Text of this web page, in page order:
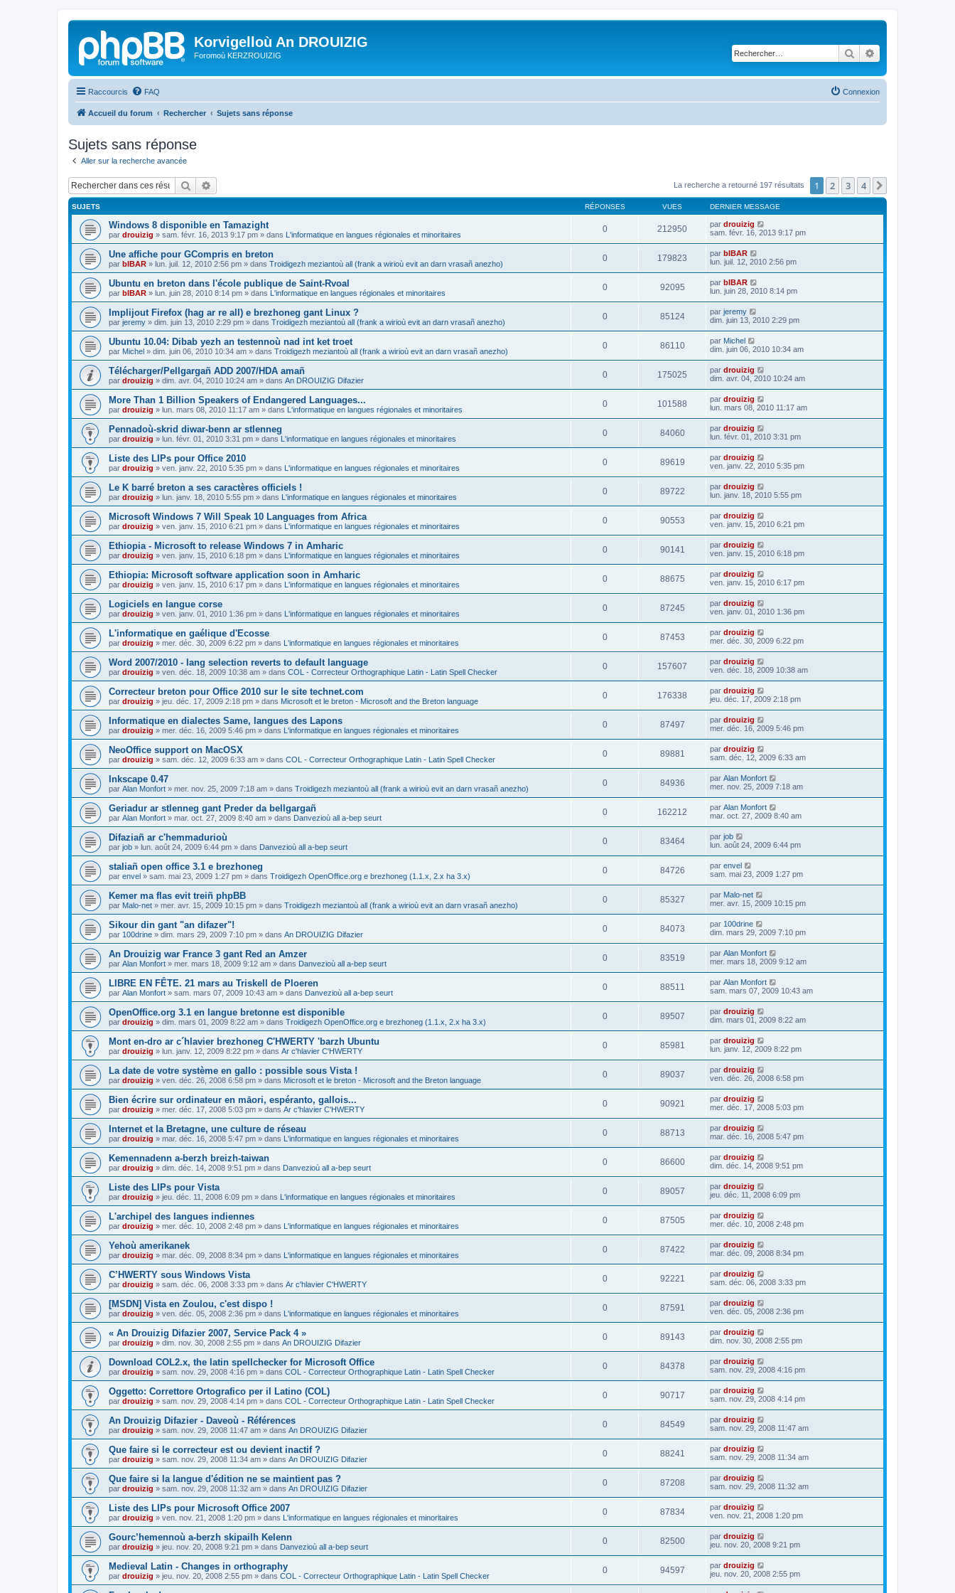
Korvigelloù An DROUIZIG
Foromoù KERZROUIZIG Rechercher
Raccourcis FAQ Connexion
Accueil du forum Rechercher Sujets sans réponse
Sujets sans réponse
Aller sur la recherche avancée
Rechercher La recherche a retourné 197 résultats 1 2 3 4
SUJETS RÉPONSES VUES DERNIER MESSAGE
Windows 8 disponible en Tamazight
par drouizig » sam. févr. 16, 2013 9:17 pm » dans L'informatique en langues régionales et minoritaires
0 212950 par drouizig
sam. févr. 16, 2013 9:17 pm
Une affiche pour GCompris en breton
par bIBAR » lun. juil. 12, 2010 2:56 pm » dans Troidigezh meziantoù all (frank a wirioù evit an darn vrasañ anezho)
0 179823 par bIBAR
lun. juil. 12, 2010 2:56 pm
Ubuntu en breton dans l'école publique de Saint-Rvoal
par bIBAR » lun. juin 28, 2010 8:14 pm » dans L'informatique en langues régionales et minoritaires
0 92095 par bIBAR
lun. juin 28, 2010 8:14 pm
Implijout Firefox (hag ar re all) e brezhoneg gant Linux ?
par jeremy » dim. juin 13, 2010 2:29 pm » dans Troidigezh meziantoù all (frank a wirioù evit an darn vrasañ anezho)
0 85124 par jeremy
dim. juin 13, 2010 2:29 pm
Ubuntu 10.04: Dibab yezh an testennoù nad int ket troet
par Michel » dim. juin 06, 2010 10:34 am » dans Troidigezh meziantoù all (frank a wirioù evit an darn vrasañ anezho)
0 86110 par Michel
dim. juin 06, 2010 10:34 am
Télécharger/Pellgargañ ADD 2007/HDA amañ
par drouizig » dim. avr. 04, 2010 10:24 am » dans An DROUIZIG Difazier
0 175025 par drouizig
dim. avr. 04, 2010 10:24 am
More Than 1 Billion Speakers of Endangered Languages...
par drouizig » lun. mars 08, 2010 11:17 am » dans L'informatique en langues régionales et minoritaires
0 101588 par drouizig
lun. mars 08, 2010 11:17 am
Pennadoù-skrid diwar-benn ar stlenneg
par drouizig » lun. févr. 01, 2010 3:31 pm » dans L'informatique en langues régionales et minoritaires
0 84060 par drouizig
lun. févr. 01, 2010 3:31 pm
Liste des LIPs pour Office 2010
par drouizig » ven. janv. 22, 2010 5:35 pm » dans L'informatique en langues régionales et minoritaires
0 89619 par drouizig
ven. janv. 22, 2010 5:35 pm
Le K barré breton a ses caractères officiels !
par drouizig » lun. janv. 18, 2010 5:55 pm » dans L'informatique en langues régionales et minoritaires
0 89722 par drouizig
lun. janv. 18, 2010 5:55 pm
Microsoft Windows 7 Will Speak 10 Languages from Africa
par drouizig » ven. janv. 15, 2010 6:21 pm » dans L'informatique en langues régionales et minoritaires
0 90553 par drouizig
ven. janv. 15, 2010 6:21 pm
Ethiopia - Microsoft to release Windows 7 in Amharic
par drouizig » ven. janv. 15, 2010 6:18 pm » dans L'informatique en langues régionales et minoritaires
0 90141 par drouizig
ven. janv. 15, 2010 6:18 pm
Ethiopia: Microsoft software application soon in Amharic
par drouizig » ven. janv. 15, 2010 6:17 pm » dans L'informatique en langues régionales et minoritaires
0 88675 par drouizig
ven. janv. 15, 2010 6:17 pm
Logiciels en langue corse
par drouizig » ven. janv. 01, 2010 1:36 pm » dans L'informatique en langues régionales et minoritaires
0 87245 par drouizig
ven. janv. 01, 2010 1:36 pm
L'informatique en gaélique d'Ecosse
par drouizig » mer. déc. 30, 2009 6:22 pm » dans L'informatique en langues régionales et minoritaires
0 87453 par drouizig
mer. déc. 30, 2009 6:22 pm
Word 2007/2010 - lang selection reverts to default language
par drouizig » ven. déc. 18, 2009 10:38 am » dans COL - Correcteur Orthographique Latin - Latin Spell Checker
0 157607 par drouizig
ven. déc. 18, 2009 10:38 am
Correcteur breton pour Office 2010 sur le site technet.com
par drouizig » jeu. déc. 17, 2009 2:18 pm » dans Microsoft et le breton - Microsoft and the Breton language
0 176338 par drouizig
jeu. déc. 17, 2009 2:18 pm
Informatique en dialectes Same, langues des Lapons
par drouizig » mer. déc. 16, 2009 5:46 pm » dans L'informatique en langues régionales et minoritaires
0 87497 par drouizig
mer. déc. 16, 2009 5:46 pm
NeoOffice support on MacOSX
par drouizig » sam. déc. 12, 2009 6:33 am » dans COL - Correcteur Orthographique Latin - Latin Spell Checker
0 89881 par drouizig
sam. déc. 12, 2009 6:33 am
Inkscape 0.47
par Alan Monfort » mer. nov. 25, 2009 7:18 am » dans Troidigezh meziantoù all (frank a wirioù evit an darn vrasañ anezho)
0 84936 par Alan Monfort
mer. nov. 25, 2009 7:18 am
Geriadur ar stlenneg gant Preder da bellgargañ
par Alan Monfort » mar. oct. 27, 2009 8:40 am » dans Danvezioù all a-bep seurt
0 162212 par Alan Monfort
mar. oct. 27, 2009 8:40 am
Difaziañ ar c'hemmadurioù
par job » lun. août 24, 2009 6:44 pm » dans Danvezioù all a-bep seurt
0 83464 par job
lun. août 24, 2009 6:44 pm
staliañ open office 3.1 e brezhoneg
par envel » sam. mai 23, 2009 1:27 pm » dans Troidigezh OpenOffice.org e brezhoneg (1.1.x, 2.x ha 3.x)
0 84726 par envel
sam. mai 23, 2009 1:27 pm
Kemer ma flas evit treiñ phpBB
par Malo-net » mer. avr. 15, 2009 10:15 pm » dans Troidigezh meziantoù all (frank a wirioù evit an darn vrasañ anezho)
0 85327 par Malo-net
mer. avr. 15, 2009 10:15 pm
Sikour din gant "an difazer"!
par 100drine » dim. mars 29, 2009 7:10 pm » dans An DROUIZIG Difazier
0 84073 par 100drine
dim. mars 29, 2009 7:10 pm
An Drouizig war France 3 gant Red an Amzer
par Alan Monfort » mer. mars 18, 2009 9:12 am » dans Danvezioù all a-bep seurt
0 83519 par Alan Monfort
mer. mars 18, 2009 9:12 am
LIBRE EN FÊTE. 21 mars au Triskell de Ploeren
par Alan Monfort » sam. mars 07, 2009 10:43 am » dans Danvezioù all a-bep seurt
0 88511 par Alan Monfort
sam. mars 07, 2009 10:43 am
OpenOffice.org 3.1 en langue bretonne est disponible
par drouizig » dim. mars 01, 2009 8:22 am » dans Troidigezh OpenOffice.org e brezhoneg (1.1.x, 2.x ha 3.x)
0 89507 par drouizig
dim. mars 01, 2009 8:22 am
Mont en-dro ar c´hlavier brezhoneg C'HWERTY 'barzh Ubuntu
par drouizig » lun. janv. 12, 2009 8:22 pm » dans Ar c'hlavier C'HWERTY
0 85981 par drouizig
lun. janv. 12, 2009 8:22 pm
La date de votre système en gallo : possible sous Vista !
par drouizig » ven. déc. 26, 2008 6:58 pm » dans Microsoft et le breton - Microsoft and the Breton language
0 89037 par drouizig
ven. déc. 26, 2008 6:58 pm
Bien écrire sur ordinateur en māori, espéranto, gallois...
par drouizig » mer. déc. 17, 2008 5:03 pm » dans Ar c'hlavier C'HWERTY
0 90921 par drouizig
mer. déc. 17, 2008 5:03 pm
Internet et la Bretagne, une culture de réseau
par drouizig » mar. déc. 16, 2008 5:47 pm » dans L'informatique en langues régionales et minoritaires
0 88713 par drouizig
mar. déc. 16, 2008 5:47 pm
Kemennadenn a-berzh breizh-taiwan
par drouizig » dim. déc. 14, 2008 9:51 pm » dans Danvezioù all a-bep seurt
0 86600 par drouizig
dim. déc. 14, 2008 9:51 pm
Liste des LIPs pour Vista
par drouizig » jeu. déc. 11, 2008 6:09 pm » dans L'informatique en langues régionales et minoritaires
0 89057 par drouizig
jeu. déc. 11, 2008 6:09 pm
L'archipel des langues indiennes
par drouizig » mer. déc. 10, 2008 2:48 pm » dans L'informatique en langues régionales et minoritaires
0 87505 par drouizig
mer. déc. 10, 2008 2:48 pm
Yehoù amerikanek
par drouizig » mar. déc. 09, 2008 8:34 pm » dans L'informatique en langues régionales et minoritaires
0 87422 par drouizig
mar. déc. 09, 2008 8:34 pm
C’HWERTY sous Windows Vista
par drouizig » sam. déc. 06, 2008 3:33 pm » dans Ar c'hlavier C'HWERTY
0 92221 par drouizig
sam. déc. 06, 2008 3:33 pm
[MSDN] Vista en Zoulou, c'est dispo !
par drouizig » ven. déc. 05, 2008 2:36 pm » dans L'informatique en langues régionales et minoritaires
0 87591 par drouizig
ven. déc. 05, 2008 2:36 pm
« An Drouizig Difazier 2007, Service Pack 4 »
par drouizig » dim. nov. 30, 2008 2:55 pm » dans An DROUIZIG Difazier
0 89143 par drouizig
dim. nov. 30, 2008 2:55 pm
Download COL2.x, the latin spellchecker for Microsoft Office
par drouizig » sam. nov. 29, 2008 4:16 pm » dans COL - Correcteur Orthographique Latin - Latin Spell Checker
0 84378 par drouizig
sam. nov. 29, 2008 4:16 pm
Oggetto: Correttore Ortografico per il Latino (COL)
par drouizig » sam. nov. 29, 2008 4:14 pm » dans COL - Correcteur Orthographique Latin - Latin Spell Checker
0 90717 par drouizig
sam. nov. 29, 2008 4:14 pm
An Drouizig Difazier - Daveoù - Références
par drouizig » sam. nov. 29, 2008 11:47 am » dans An DROUIZIG Difazier
0 84549 par drouizig
sam. nov. 29, 2008 11:47 am
Que faire si le correcteur est ou devient inactif ?
par drouizig » sam. nov. 29, 2008 11:34 am » dans An DROUIZIG Difazier
0 88241 par drouizig
sam. nov. 29, 2008 11:34 am
Que faire si la langue d'édition ne se maintient pas ?
par drouizig » sam. nov. 29, 2008 11:32 am » dans An DROUIZIG Difazier
0 87208 par drouizig
sam. nov. 29, 2008 11:32 am
Liste des LIPs pour Microsoft Office 2007
par drouizig » ven. nov. 21, 2008 1:20 pm » dans L'informatique en langues régionales et minoritaires
0 87834 par drouizig
ven. nov. 21, 2008 1:20 pm
Gourc’hemennoù a-berzh skipailh Kelenn
par drouizig » jeu. nov. 20, 2008 9:21 pm » dans Danvezioù all a-bep seurt
0 82500 par drouizig
jeu. nov. 20, 2008 9:21 pm
Medieval Latin - Changes in orthography
par drouizig » jeu. nov. 20, 2008 2:55 pm » dans COL - Correcteur Orthographique Latin - Latin Spell Checker
0 94597 par drouizig
jeu. nov. 20, 2008 2:55 pm